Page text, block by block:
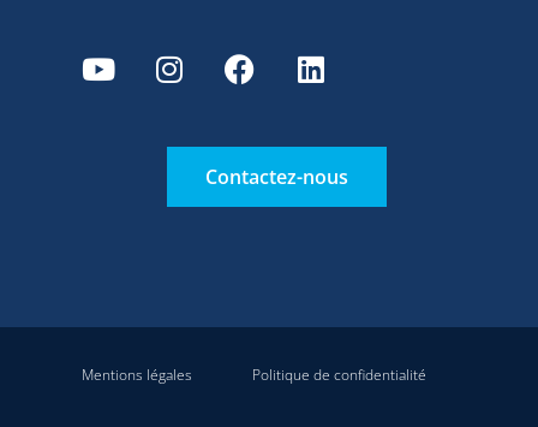
Contactez-nous
Mentions légales Politique de confidentialité